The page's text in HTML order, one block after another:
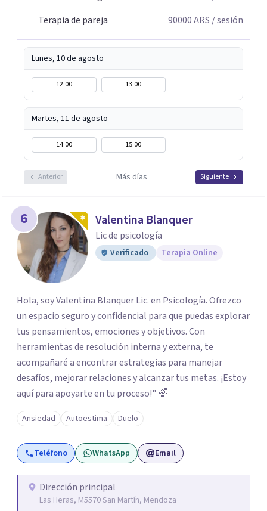
Terapia de pareja
90000ARS / sesión
Lunes, 10 de agosto
12:00 13:00
Martes, 11 de agosto
14:00 15:00
Anterior Más días Siguiente
6 Valentina Blanquer
Lic de psicología
Verificado Terapia Online
Hola, soy Valentina Blanquer Lic. en Psicología. Ofrezco
un espacio seguro y confidencial para que puedas explorar
tus pensamientos, emociones y objetivos. Con
herramientas de resolución interna y externa, te
acompañaré a encontrar estrategias para manejar
desafíos, mejorar relaciones y alcanzar tus metas. ¡Estoy
aquí para apoyarte en tu proceso!" 🌈
Ansiedad Autoestima Duelo
Teléfono WhatsApp Email
Dirección principal
Las Heras, M5570 San Martín, Mendoza